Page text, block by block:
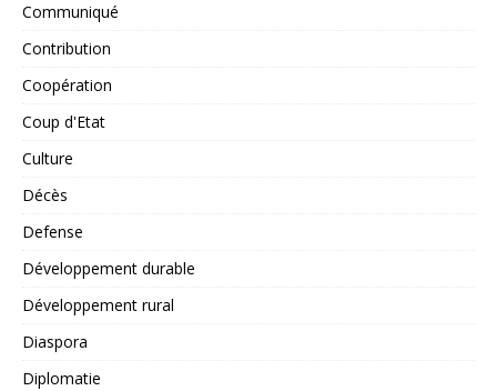
Communiqué
Contribution
Coopération
Coup d'Etat
Culture
Décès
Defense
Développement durable
Développement rural
Diaspora
Diplomatie